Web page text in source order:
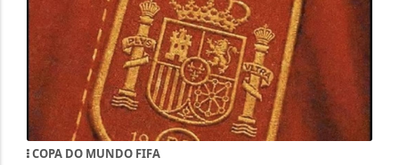
COPA DO MUNDO FIFA